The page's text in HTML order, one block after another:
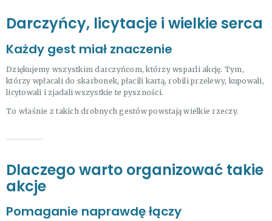
Darczyńcy, licytacje i wielkie serca
Każdy gest miał znaczenie
Dziękujemy wszystkim darczyńcom, którzy wsparli akcję. Tym,
którzy wpłacali do skarbonek, płacili kartą, robili przelewy, kupowali,
licytowali i zjadali wszystkie te pyszności.
To właśnie z takich drobnych gestów powstają wielkie rzeczy.
Dlaczego warto organizować takie
akcje
Pomaganie naprawdę łączy